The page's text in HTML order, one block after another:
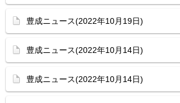
豊成ニュース(2022年10月19日)
豊成ニュース(2022年10月14日)
豊成ニュース(2022年10月14日)